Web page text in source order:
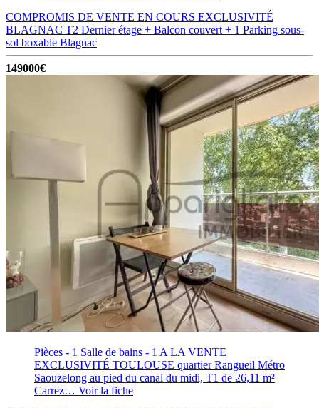
COMPROMIS DE VENTE EN COURS EXCLUSIVITÉ
BLAGNAC T2 Dernier étage + Balcon couvert + 1 Parking sous-
sol boxable Blagnac
149000€
Pièces - 1 Salle de bains - 1 A LA VENTE
EXCLUSIVITÉ TOULOUSE quartier Rangueil Métro
Saouzelong au pied du canal du midi, T1 de 26,11 m²
Carrez… Voir la fiche